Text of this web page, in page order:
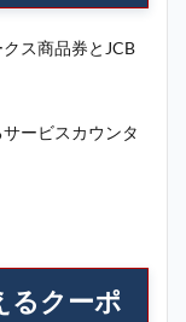
ス商品券とJCB
ービスカウンタ
るクーポ